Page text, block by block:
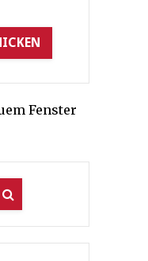
Fenster